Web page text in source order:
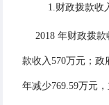
1.财政拨款收
2018 年财政拨
款收入570万元；政
年减少769.59万元